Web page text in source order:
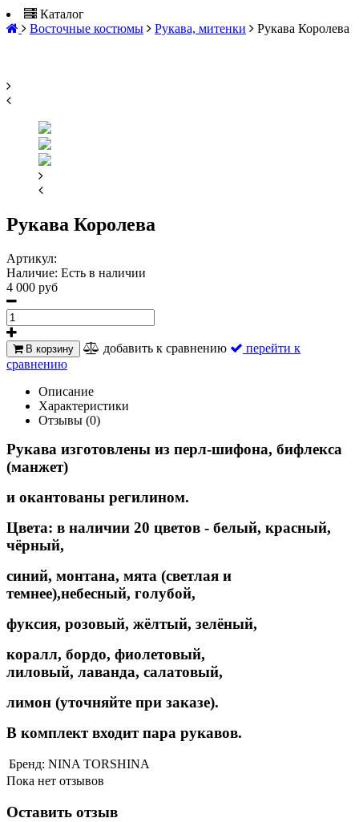
Каталог
Восточные костюмы
Рукава, митенки Рукава Королева
Рукава Королева
Артикул:
Наличие: Есть в наличии
4 000 руб
В корзину добавить к сравнению
перейти к
сравнению
Описание
Характеристики
Отзывы (0)
Рукава изготовлены из перл-шифона, бифлекса
(манжет)
и окантованы регилином.
Цвета: в наличии 20 цветов - белый, красный,
чёрный,
синий, монтана, мята (светлая и
темнее),небесный, голубой,
фуксия, розовый, жёлтый, зелёный,
коралл, бордо, фиолетовый,
лиловый, лаванда, салатовый,
лимон (уточняйте при заказе).
В комплект входит пара рукавов.
Бренд: NINA TORSHINA
Пока нет отзывов
Оставить отзыв